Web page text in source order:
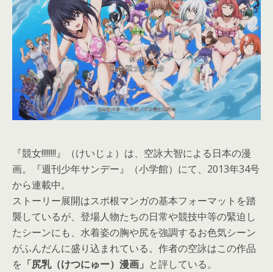
『競女!!!!!!!!』（けいじょ）は、空詠大智による日本の漫
画。『週刊少年サンデー』（小学館）にて、2013年34号
から連載中。
ストーリー展開はスポ根マンガの基本フォーマットを踏
襲しているが、登場人物たちの日常や競技中等の緊迫し
たシーンにも、水着姿の胸や尻を強調するお色気シーン
がふんだんに盛り込まれている。作者の空詠はこの作品
を 「尻乳（けつにゅー）漫画」 と評している。